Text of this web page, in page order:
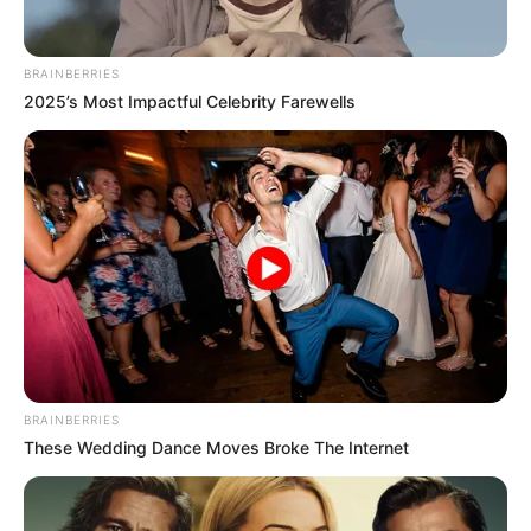
BRAINBERRIES
2025’s Most Impactful Celebrity Farewells
BRAINBERRIES
These Wedding Dance Moves Broke The Internet